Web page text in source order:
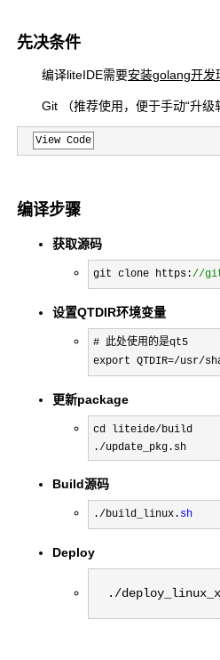
先决条件
编译liteIDE需要安装golang开发
Git （推荐使用，便于手动“升级软
View Code
编译步骤
获取源码
git clone https://
设置QTDIR环境变量
# 此处使用的是qt5
export QTDIR=/
更新package
cd liteide/build
./update_pkg.sh
Build源码
./build_linux. sh
Deploy
./